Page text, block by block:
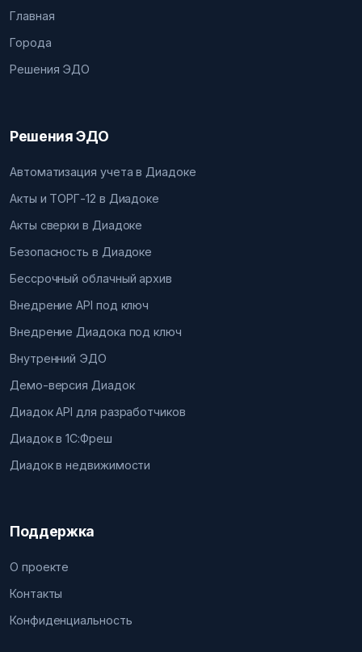
Главная
Города
Решения ЭДО
Решения ЭДО
Автоматизация учета в Диадоке
Акты и ТОРГ-12 в Диадоке
Акты сверки в Диадоке
Безопасность в Диадоке
Бессрочный облачный архив
Внедрение API под ключ
Внедрение Диадока под ключ
Внутренний ЭДО
Демо-версия Диадок
Диадок API для разработчиков
Диадок в 1С:Фреш
Диадок в недвижимости
Поддержка
О проекте
Контакты
Конфиденциальность